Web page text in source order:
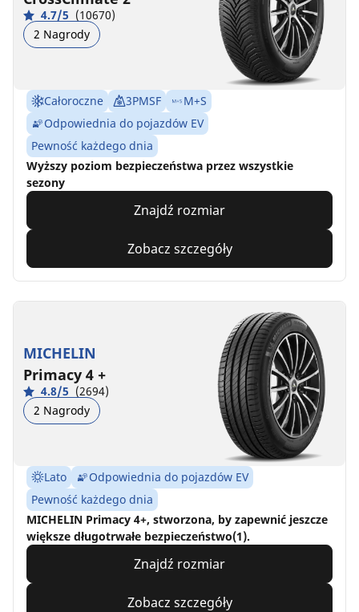
4.7/5 (10670)
2 Nagrody
Całoroczne 3PMSF
M+S
Odpowiednia do pojazdów EV
Pewność każdego dnia
Wyższy poziom bezpieczeństwa przez wszystkie
sezony
Znajdź rozmiar
Zobacz szczegóły
MICHELIN
Primacy 4 +
4.8/5 (2694)
2 Nagrody
Lato
Odpowiednia do pojazdów EV
Pewność każdego dnia
MICHELIN Primacy 4+, stworzona, by zapewnić jeszcze
większe długotrwałe bezpieczeństwo(1).
Znajdź rozmiar
Zobacz szczegóły